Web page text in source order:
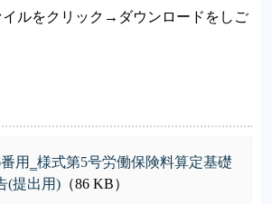
ルをクリック→ダウンロードをしご
用‗様式第5号労働保険料算定基礎
(提出用) （86 KB）